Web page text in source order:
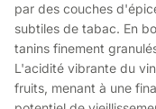
par des couches
subtiles de tabac. En
tanins finement
L'acidité vibrante du
fruits, menant à une